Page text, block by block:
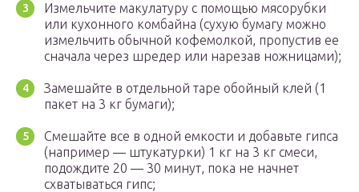
Измельчите макулатуру с помощью мясорубки
или кухонного комбайна (сухую бумагу можно
измельчить обычной кофемолкой, пропустив ее
сначала через шредер или нарезав ножницами);
Замешайте в отдельной таре обойный клей (1
пакет на 3 кг бумаги);
Смешайте все в одной емкости и добавьте гипса
(например — штукатурки) 1 кг на 3 кг смеси,
подождите 20 — 30 минут, пока не начнет
схватываться гипс;